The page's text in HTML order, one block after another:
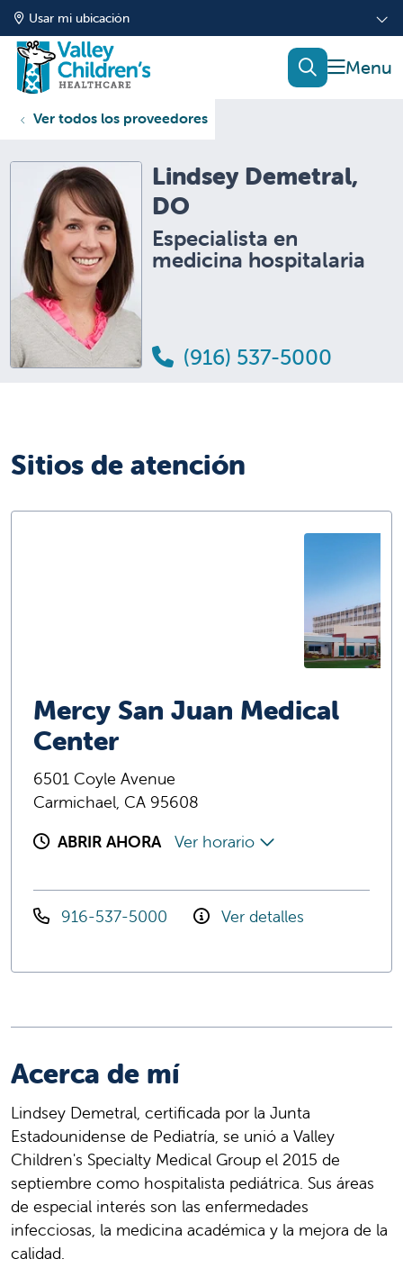
Usar mi ubicación
mostrar
buscar
Ver todos los proveedores
Lindsey Demetral,
DO
Especialista en
medicina hospitalaria
(916) 537-5000
Sitios de atención
Mercy San Juan Medical
Center
6501 Coyle Avenue
Carmichael, CA 95608
ABRIR AHORA
Ver horario
916-537-5000 Ver detalles
Acerca de mí
Lindsey Demetral, certificada por la Junta
Estadounidense de Pediatría, se unió a Valley
Children's Specialty Medical Group el 2015 de
septiembre como hospitalista pediátrica. Sus áreas
de especial interés son las enfermedades
infecciosas, la medicina académica y la mejora de la
calidad.